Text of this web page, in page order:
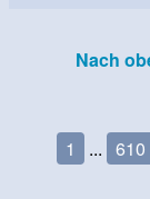
Nach
1 ... 610